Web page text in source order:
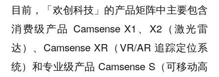
目前，「欢创科技」的产品矩阵中主要包含
消费级产品 Camsense X1、X2（激光雷
达）、Camsense XR（VR/AR 追踪定位系
统）和专业级产品 Camsense S（可移动高